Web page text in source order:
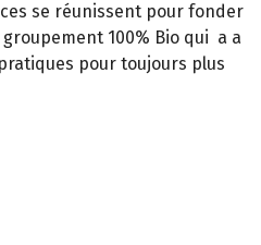
se réunissent pour fonder
100% Bio qui a a
pour toujours plus